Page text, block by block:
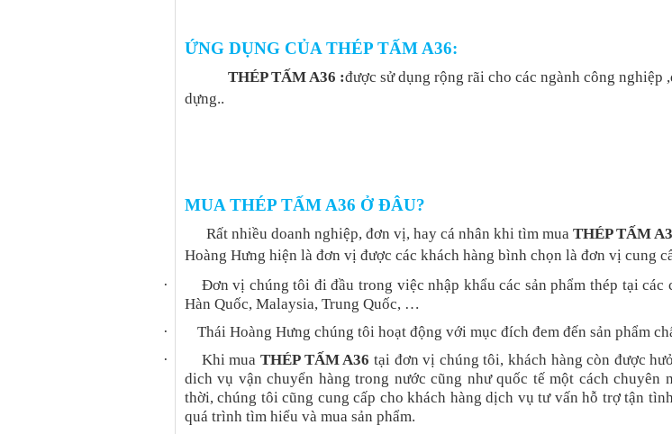
ỨNG DỤNG CỦA THÉP TẤM A36:
THÉP TẤM A36 :được sử dụng rộng rãi cho các ngành công
dựng..
MUA THÉP TẤM A36 Ở ĐÂU?
Rất nhiều doanh nghiệp, đơn vị, hay cá nhân khi tìm mua THÉP TẤM
Hoàng Hưng hiện là đơn vị được các khách hàng bình chọn là đơn vị cung
· Đơn vị chúng tôi đi đầu trong việc nhập khẩu các sản phẩm thép tại
Hàn Quốc, Malaysia, Trung Quốc, …
· Thái Hoàng Hưng chúng tôi hoạt động với mục đích đem đến sản phẩm
· Khi muaTHÉP TẤM A36 tại đơn vị chúng tôi, khách hàng còn được
dich vụ vận chuyển hàng trong nước cũng như quốc tế một cách
thời, chúng tôi cũng cung cấp cho khách hàng dịch vụ tư vấn hỗ trợ tận
quá trình tìm hiểu và mua sản phẩm.